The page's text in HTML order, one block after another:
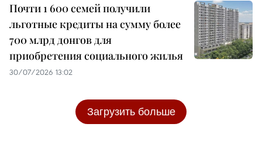
Почти 1 600 семей получили
льготные кредиты на сумму более
700 млрд донгов для
приобретения социального жилья
30/07/2026 13:02
Загрузить больше